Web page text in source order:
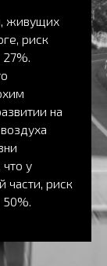
живущих
риск
на
у
риск
50%.